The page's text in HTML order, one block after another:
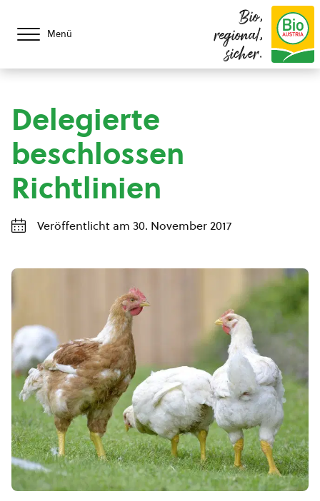
Menü
Bio,
regional,
sicher.
Delegierte
beschlossen
Richtlinien
Veröffentlicht am 30. November 2017